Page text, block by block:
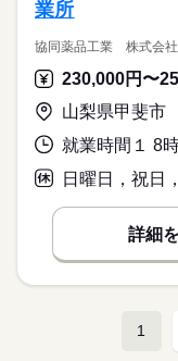
業所
協同薬品工業 株式会社
山梨県甲斐市
日曜日，祝日
詳細
1